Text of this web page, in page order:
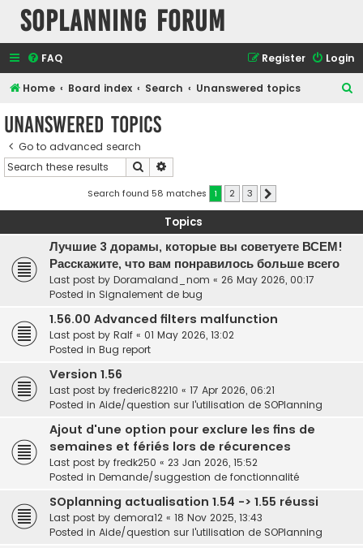
SOPlanning Forum
FAQ Login
Register
Home Board index Search Unanswered topics
Unanswered topics
Go to advanced search
Search
Search found 58 matches 1 2 3
Topics
Лучшие 3 дорамы, которые вы советуете ВСЕМ!
Расскажите, что вам понравилось больше всего
Last post by Doramaland_nom « 26 May 2026, 00:17
Posted in Signalement de bug
1.56.00 Advanced filters malfunction
Last post by Ralf « 01 May 2026, 13:02
Posted in Bug report
Version 1.56
Last post by frederic82210 « 17 Apr 2026, 06:21
Posted in Aide/question sur l'utilisation de SOPlanning
Ajout d'une option pour exclure les fins de
semaines et fériés lors de récurences
Last post by fredk250 « 23 Jan 2026, 15:52
Posted in Demande/suggestion de fonctionnalité
SOplanning actualisation 1.54 -> 1.55 réussi
Last post by demora12 « 18 Nov 2025, 13:43
Posted in Aide/question sur l'utilisation de SOPlanning